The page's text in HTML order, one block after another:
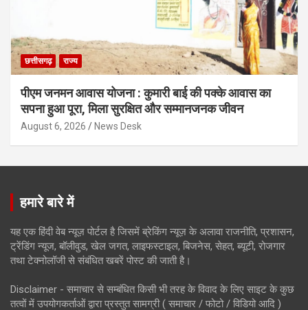
छत्तीसगढ़ राज्य
पीएम जनमन आवास योजना : कुमारी बाई की पक्के आवास का
सपना हुआ पूरा, मिला सुरक्षित और सम्मानजनक जीवन
August 6, 2026 News Desk
हमारे बारे में
यह एक हिंदी वेब न्यूज़ पोर्टल है जिसमें ब्रेकिंग न्यूज़ के अलावा राजनीति, प्रशासन,
ट्रेंडिंग न्यूज, बॉलीवुड, खेल जगत, लाइफस्टाइल, बिजनेस, सेहत, ब्यूटी, रोजगार
तथा टेक्नोलॉजी से संबंधित खबरें पोस्ट की जाती है।
Disclaimer - समाचार से सम्बंधित किसी भी तरह के विवाद के लिए साइट के कुछ
तत्वों में उपयोगकर्ताओं द्वारा प्रस्तुत सामग्री ( समाचार / फोटो / विडियो आदि )